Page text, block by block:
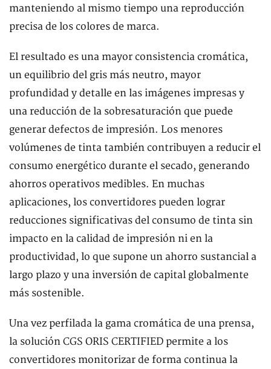
manteniendo al mismo tiempo una reproducción
precisa de los colores de marca.
El resultado es una mayor consistencia cromática,
un equilibrio del gris más neutro, mayor
profundidad y detalle en las imágenes impresas y
una reducción de la sobresaturación que puede
generar defectos de impresión. Los menores
volúmenes de tinta también contribuyen a reducir el
consumo energético durante el secado, generando
ahorros operativos medibles. En muchas
aplicaciones, los convertidores pueden lograr
reducciones significativas del consumo de tinta sin
impacto en la calidad de impresión ni en la
productividad, lo que supone un ahorro sustancial a
largo plazo y una inversión de capital globalmente
más sostenible.
Una vez perfilada la gama cromática de una prensa,
la solución CGS ORIS CERTIFIED permite a los
convertidores monitorizar de forma continua la